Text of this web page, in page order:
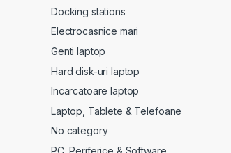
Docking stations
Electrocasnice mari
Genti laptop
Hard disk-uri laptop
Incarcatoare laptop
Laptop, Tablete & Telefoane
No category
PC, Periferice & Software